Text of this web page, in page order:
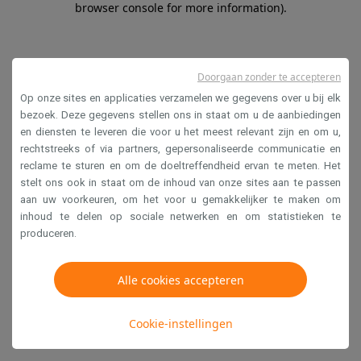
browser console for more information).
Op onze sites en applicaties verzamelen we gegevens over u bij elk
bezoek. Deze gegevens stellen ons in staat om u de aanbiedingen
en diensten te leveren die voor u het meest relevant zijn en om u,
rechtstreeks of via partners, gepersonaliseerde communicatie en
reclame te sturen en om de doeltreffendheid ervan te meten. Het
stelt ons ook in staat om de inhoud van onze sites aan te passen
aan uw voorkeuren, om het voor u gemakkelijker te maken om
inhoud te delen op sociale netwerken en om statistieken te
produceren.
Alle cookies accepteren
Cookie-instellingen
Doorgaan zonder te accepteren